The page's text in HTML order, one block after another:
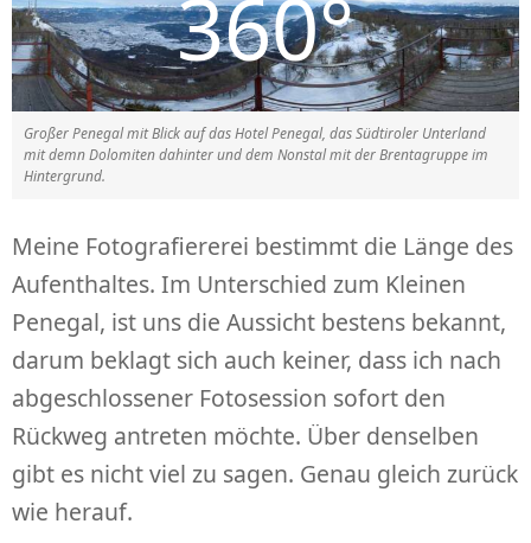
Großer Penegal mit Blick auf das Hotel Penegal, das Südtiroler Unterland
mit demn Dolomiten dahinter und dem Nonstal mit der Brentagruppe im
Hintergrund.
Meine Fotografiererei bestimmt die Länge des
Aufenthaltes. Im Unterschied zum Kleinen
Penegal, ist uns die Aussicht bestens bekannt,
darum beklagt sich auch keiner, dass ich nach
abgeschlossener Fotosession sofort den
Rückweg antreten möchte. Über denselben
gibt es nicht viel zu sagen. Genau gleich zurück
wie herauf.